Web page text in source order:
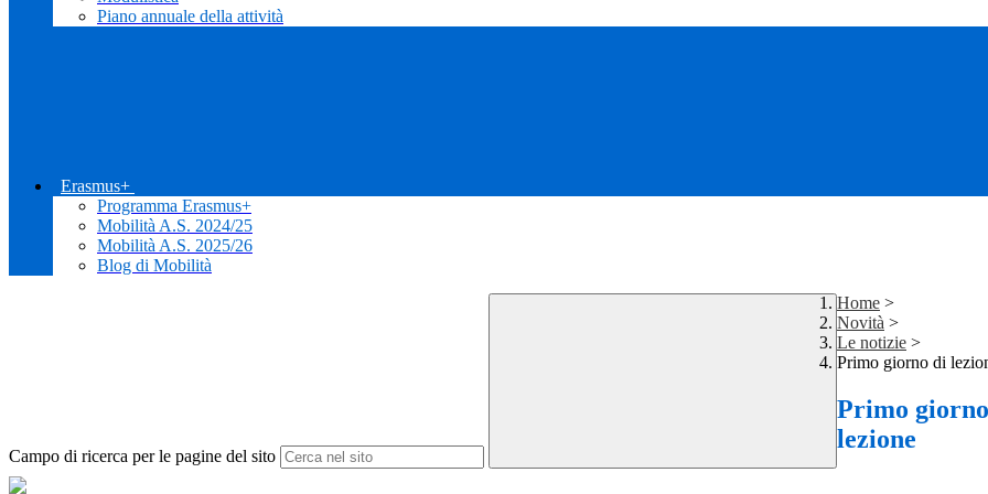
Piano annuale della attività
Erasmus+
Programma Erasmus+
Mobilità A.S. 2024/25
Mobilità A.S. 2025/26
Blog di Mobilità
Campo di ricerca per le pagine del sito
Home >
Novità >
Le notizie >
Primo giorno di
Primo
lezione